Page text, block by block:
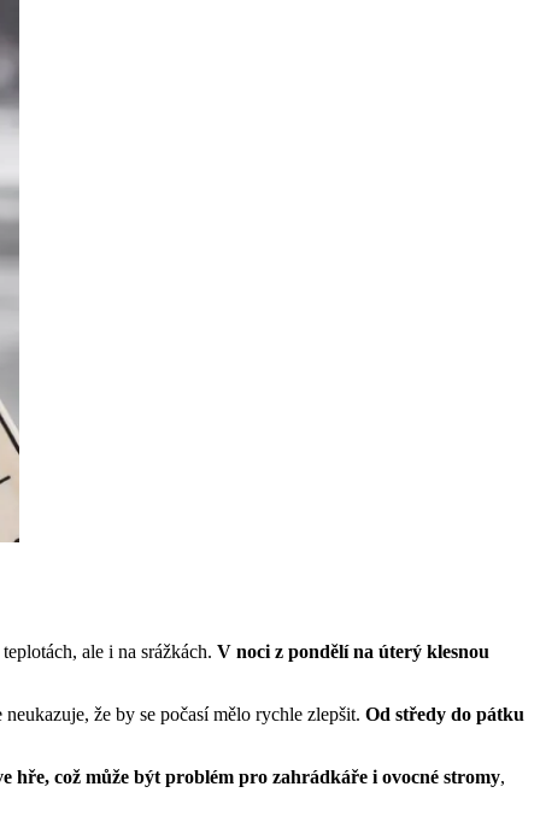
ale i na srážkách. V noci z pondělí na úterý klesnou
že by se počasí mělo rychle zlepšit. Od středy do pátku
hře, což může být problém pro zahrádkáře i ovocné stromy,